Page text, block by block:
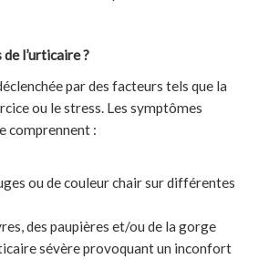
l’urticaire ?
par des facteurs tels que la
ou le stress. Les symptômes
comprennent :
ou de couleur chair sur différentes
des paupières et/ou de la gorge
sévère provoquant un inconfort